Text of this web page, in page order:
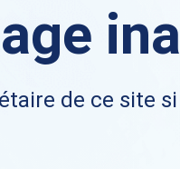
de ce site